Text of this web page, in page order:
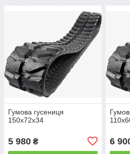
Гумова гусениця
150x72x34
5 980 ₴ 6